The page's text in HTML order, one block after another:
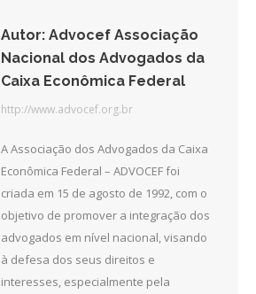
Autor: Advocef Associação
Nacional dos Advogados da
Caixa Econômica Federal
http://www.advocef.org.br
A Associação dos Advogados da Caixa
Econômica Federal – ADVOCEF foi
criada em 15 de agosto de 1992, com o
objetivo de promover a integração dos
advogados em nível nacional, visando
à defesa dos seus direitos e
interesses, especialmente pela